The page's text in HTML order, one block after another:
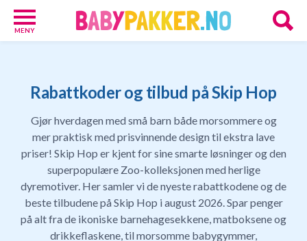
MENY
Rabattkoder og tilbud på Skip Hop
Gjør hverdagen med små barn både morsommere og
mer praktisk med prisvinnende design til ekstra lave
priser! Skip Hop er kjent for sine smarte løsninger og den
superpopulære Zoo-kolleksjonen med herlige
dyremotiver. Her samler vi de nyeste rabattkodene og de
beste tilbudene på Skip Hop i august 2026. Spar penger
på alt fra de ikoniske barnehagesekkene, matboksene og
drikkeflaskene, til morsomme babygymmer,
Velkomstgaver
for
barn
Foreldretilbud
Tilbud
Gavetips
Nettbutikker